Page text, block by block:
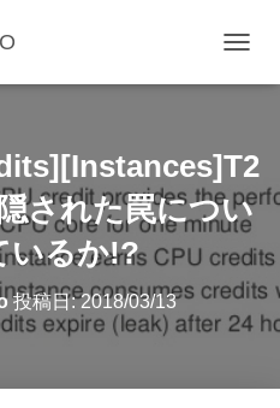
ビ
シ
ョ
ン
を
り
替
え
された罠につい
いるか!?
投稿日:2018/03/13